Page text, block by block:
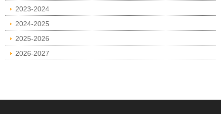
2023-2024
2024-2025
2025-2026
2026-2027